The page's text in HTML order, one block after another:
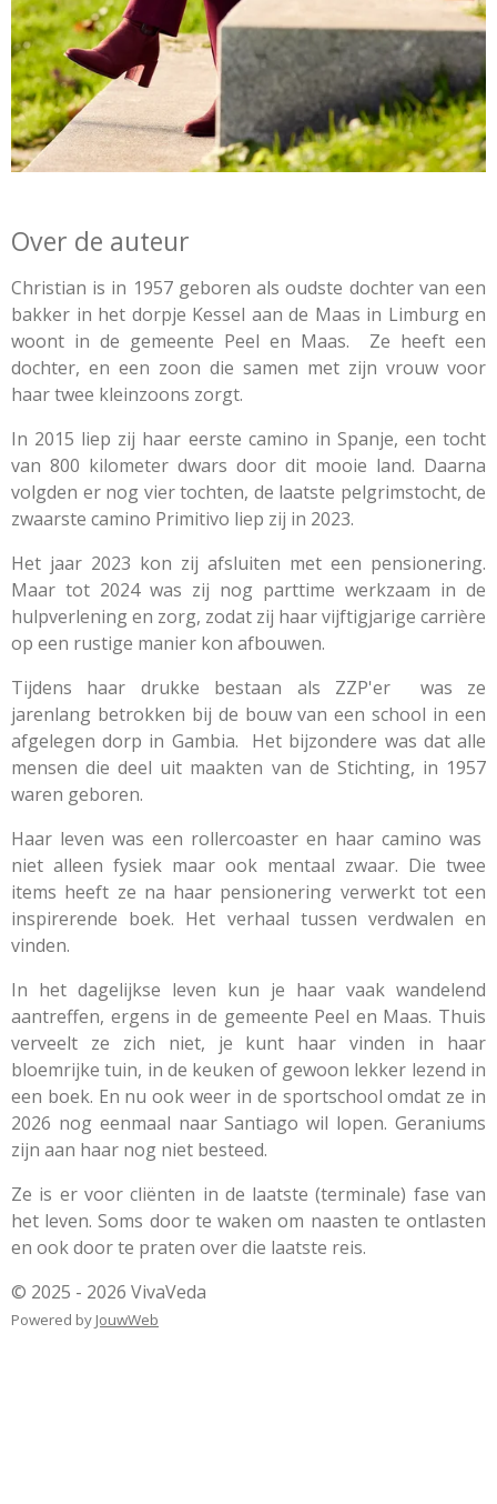
Over de auteur
Christian is in 1957 geboren als oudste dochter van een
bakker in het dorpje Kessel aan de Maas in Limburg en
woont in de gemeente Peel en Maas. Ze heeft een
dochter, en een zoon die samen met zijn vrouw voor
haar twee kleinzoons zorgt.
In 2015 liep zij haar eerste camino in Spanje, een tocht
van 800 kilometer dwars door dit mooie land. Daarna
volgden er nog vier tochten, de laatste pelgrimstocht, de
zwaarste camino Primitivo liep zij in 2023.
Het jaar 2023 kon zij afsluiten met een pensionering.
Maar tot 2024 was zij nog parttime werkzaam in de
hulpverlening en zorg, zodat zij haar vijftigjarige carrière
op een rustige manier kon afbouwen.
Tijdens haar drukke bestaan als ZZP'er was ze
jarenlang betrokken bij de bouw van een school in een
afgelegen dorp in Gambia. Het bijzondere was dat alle
mensen die deel uit maakten van de Stichting, in 1957
waren geboren.
Haar leven was een rollercoaster en haar camino was
niet alleen fysiek maar ook mentaal zwaar. Die twee
items heeft ze na haar pensionering verwerkt tot een
inspirerende boek. Het verhaal tussen verdwalen en
vinden.
In het dagelijkse leven kun je haar vaak wandelend
aantreffen, ergens in de gemeente Peel en Maas. Thuis
verveelt ze zich niet, je kunt haar vinden in haar
bloemrijke tuin, in de keuken of gewoon lekker lezend in
een boek. En nu ook weer in de sportschool omdat ze in
2026 nog eenmaal naar Santiago wil lopen. Geraniums
zijn aan haar nog niet besteed.
Ze is er voor cliënten in de laatste (terminale) fase van
het leven. Soms door te waken om naasten te ontlasten
en ook door te praten over die laatste reis.
© 2025 - 2026 VivaVeda
Powered by JouwWeb